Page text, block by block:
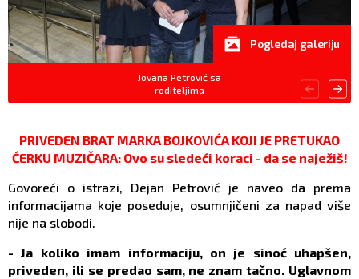
Jovana Petrović sa
roditeljima
Pogledaj galeriju
PRIVEDEN BRAT MARKA BOJKOVIĆA KOJI JE PRETUKAO
ĆERKU MUZIČARA: Ovo su sledeći koraci - da se naježiš!
Govoreći o istrazi, Dejan Petrović je naveo da prema
informacijama koje poseduje, osumnjičeni za napad više
nije na slobodi.
- Ja koliko imam informaciju, on je sinoć uhapšen,
priveden, ili se predao sam, ne znam tačno. Uglavnom